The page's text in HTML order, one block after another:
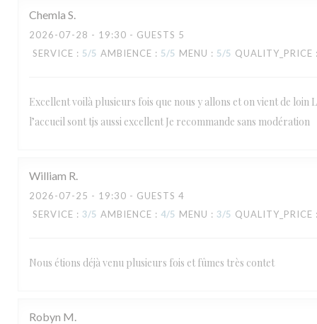
Chemla S
2026-07-28 - 19:30 - GUESTS 5
SERVICE : 5/5 AMBIENCE : 5/5 MENU : 5/5 QUALITY_PRICE
Excellent voilà plusieurs fois que nous y allons et on vient de loin
l’accueil sont tjs aussi excellent Je recommande sans modération
William R
2026-07-25 - 19:30 - GUESTS 4
SERVICE : 3/5 AMBIENCE : 4/5 MENU : 3/5 QUALITY_PRICE
Nous étions déjà venu plusieurs fois et fûmes très contet
Robyn M